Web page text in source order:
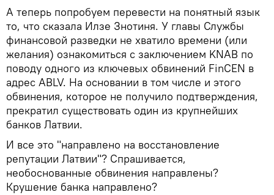
А теперь попробуем перевести на понятный язык
то, что сказала Илзе Знотиня. У главы Службы
финансовой разведки не хватило времени (или
желания) ознакомиться с заключением KNAB по
поводу одного из ключевых обвинений FinCEN в
адрес ABLV. На основании в том числе и этого
обвинения, которое не получило подтверждения,
прекратил существовать один из крупнейших
банков Латвии.
И все это "направлено на восстановление
репутации Латвии"? Спрашивается,
необоснованные обвинения направлены?
Крушение банка направлено?